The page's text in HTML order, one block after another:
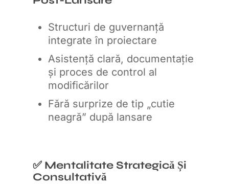
Structuri de guvernanță
integrate în proiectare
Asistență clară, documentație
și proces de control al
modificărilor
Fără surprize de tip „cutie
neagră” după lansare
✅ Mentalitate Strategică Și
Consultativă